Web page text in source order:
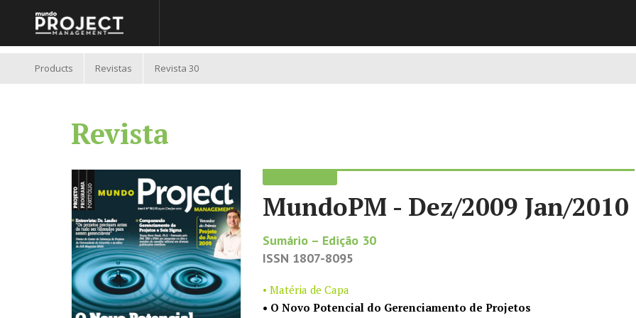
Products Revistas Revista 30
Revista
MundoPM - Dez/2009 Jan/2010
Sumário – Edição 30
ISSN 1807-8095
• Matéria de Capa
• O Novo Potencial do Gerenciamento de Projetos